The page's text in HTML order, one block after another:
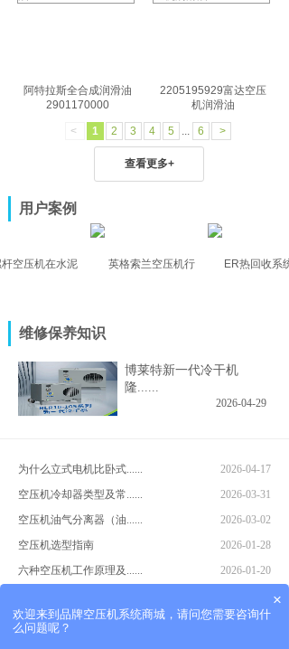
阿特拉斯全合成润滑油
2901170000
2205195929富达空压
机润滑油
< 1 2 3 4 5 ... 6 >
查看更多+
用户案例
的应用
维修保养知识
博莱特新一代冷干机
隆......
2026-04-29
为什么立式电机比卧式......
2026-04-17
空压机冷却器类型及常......
2026-03-31
空压机油气分离器（油......
2026-03-02
空压机选型指南
2026-01-28
六种空压机工作原理及......
2026-01-20
×
欢迎来到品牌空压机系统商城，请问您需要咨询什
么问题呢？